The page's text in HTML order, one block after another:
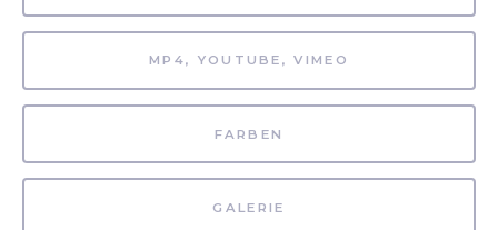
MP4, YOUTUBE, VIMEO
FARBEN
GALERIE